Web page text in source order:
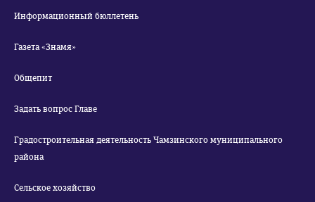
Информационный бюллетень
Газета «Знамя»
Общепит
Задать вопрос Главе
Градостроительная деятельность Чамзинского муниципального
района
Сельское хозяйство